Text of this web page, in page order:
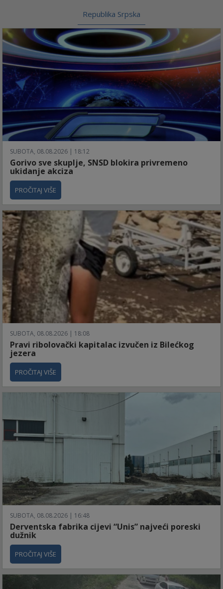
Republika Srpska
SUBOTA, 08.08.2026 | 18:12
Gorivo sve skuplje, SNSD blokira privremeno
ukidanje akciza
PROČITAJ VIŠE
SUBOTA, 08.08.2026 | 18:08
Pravi ribolovački kapitalac izvučen iz Bilećkog
jezera
PROČITAJ VIŠE
SUBOTA, 08.08.2026 | 16:48
Derventska fabrika cijevi “Unis” najveći poreski
dužnik
PROČITAJ VIŠE